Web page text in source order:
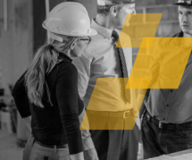
de
(Ex CIF)